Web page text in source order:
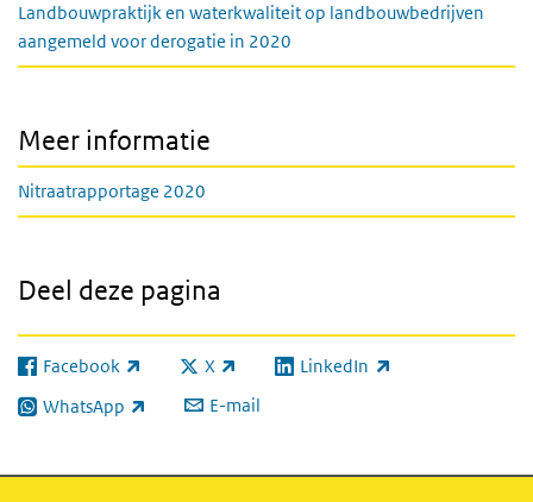
Landbouwpraktijk en waterkwaliteit op landbouwbedrijven
aangemeld voor derogatie in 2020
Meer informatie
Nitraatrapportage 2020
Deel deze pagina
Facebook
(externe link) X
(externe link) LinkedIn
(externe link)
WhatsApp
(externe link) E-mail